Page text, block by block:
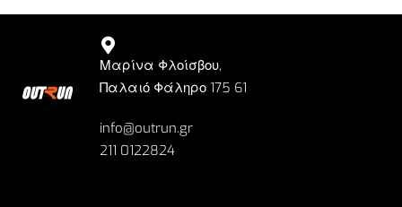
Μαρίνα Φλοίσβου,
Παλαιό Φάληρο 175 61
info@outrun.gr
211 0122824